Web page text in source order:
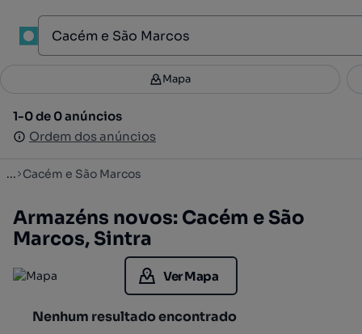
Filtros 3
1-0 de 0 anúncios
Ordem dos anúncios
Mapa
1-0 de 0 anúncios
Ordem dos anúncios
... Cacém e São Marcos
Armazéns novos: Cacém e São
Marcos, Sintra
Ver Mapa
Nenhum resultado encontrado